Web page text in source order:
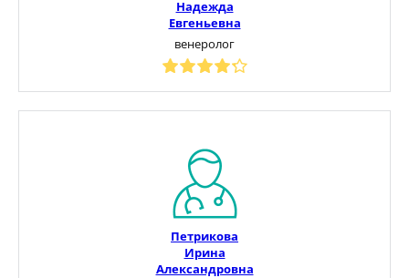
Надежда
Евгеньевна
венеролог
Петрикова
Ирина
Александровна